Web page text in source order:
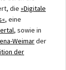
die »Digitale
, eine
, sowie in
Weimarder
der